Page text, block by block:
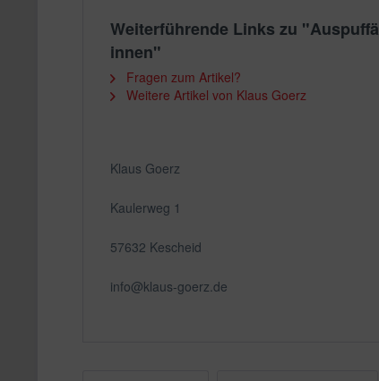
Weiterführende Links zu
innen"
Fragen zum Artikel?
Weitere Artikel von Klaus Goerz
Klaus Goerz
Kaulerweg 1
57632 Kescheid
info@klaus-goerz.de